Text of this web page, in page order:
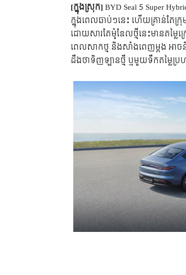
[ក្នុងស្រុក]BYD Seal 5 Super
ក្នុងពេលឆាប់ៗនេះ ហើយគ្រាន់តែក្
ដោយសារតែម៉ូឌែលថ្មីនេះមានតម្ល
ពេលសាកថ្ម និងសាំងពេញម្តង អា
ដឹងថាទិញឡានថ្មី ឬមួយទឹកតម្លៃប្រ